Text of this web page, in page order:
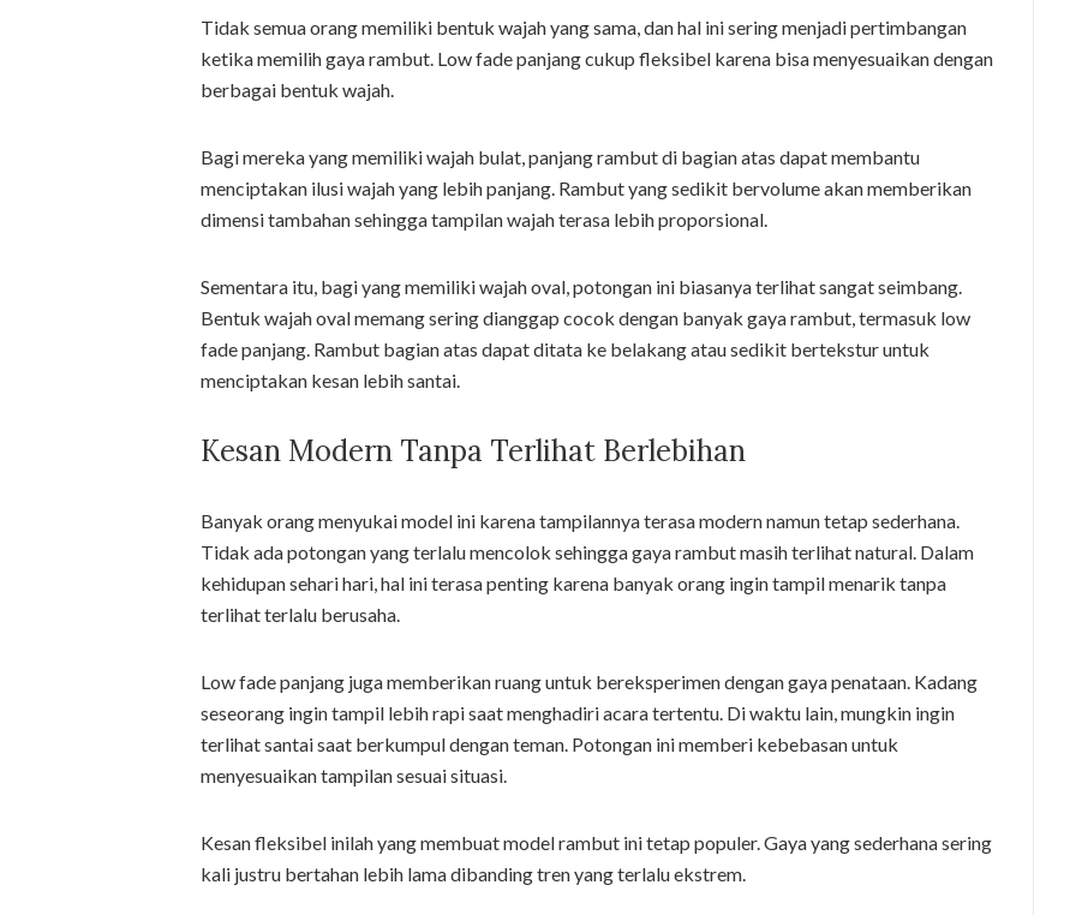
Tidak semua orang memiliki bentuk wajah yang sama, dan hal ini sering menjadi pertimbangan
ketika memilih gaya rambut. Low fade panjang cukup fleksibel karena bisa menyesuaikan dengan
berbagai bentuk wajah.
Bagi mereka yang memiliki wajah bulat, panjang rambut di bagian atas dapat membantu
menciptakan ilusi wajah yang lebih panjang. Rambut yang sedikit bervolume akan memberikan
dimensi tambahan sehingga tampilan wajah terasa lebih proporsional.
Sementara itu, bagi yang memiliki wajah oval, potongan ini biasanya terlihat sangat seimbang.
Bentuk wajah oval memang sering dianggap cocok dengan banyak gaya rambut, termasuk low
fade panjang. Rambut bagian atas dapat ditata ke belakang atau sedikit bertekstur untuk
menciptakan kesan lebih santai.
Kesan Modern Tanpa Terlihat Berlebihan
Banyak orang menyukai model ini karena tampilannya terasa modern namun tetap sederhana.
Tidak ada potongan yang terlalu mencolok sehingga gaya rambut masih terlihat natural. Dalam
kehidupan sehari hari, hal ini terasa penting karena banyak orang ingin tampil menarik tanpa
terlihat terlalu berusaha.
Low fade panjang juga memberikan ruang untuk bereksperimen dengan gaya penataan. Kadang
seseorang ingin tampil lebih rapi saat menghadiri acara tertentu. Di waktu lain, mungkin ingin
terlihat santai saat berkumpul dengan teman. Potongan ini memberi kebebasan untuk
menyesuaikan tampilan sesuai situasi.
Kesan fleksibel inilah yang membuat model rambut ini tetap populer. Gaya yang sederhana sering
kali justru bertahan lebih lama dibanding tren yang terlalu ekstrem.